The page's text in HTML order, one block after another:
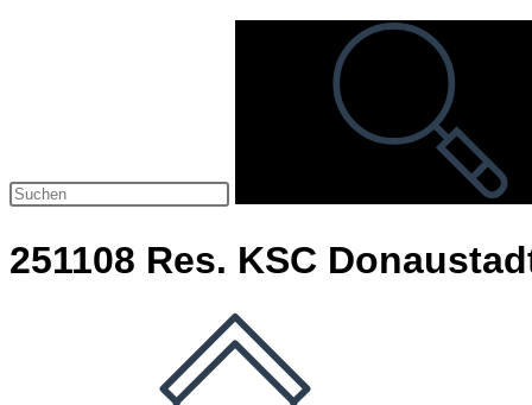
251108 Res. KSC